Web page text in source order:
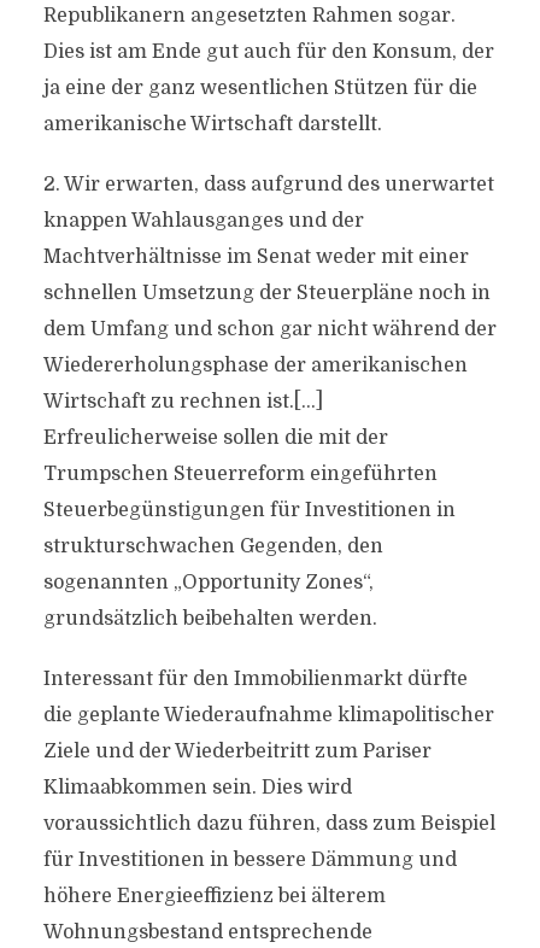
Republikanern angesetzten Rahmen sogar.
Dies ist am Ende gut auch für den Konsum, der
ja eine der ganz wesentlichen Stützen für die
amerikanische Wirtschaft darstellt.
2. Wir erwarten, dass aufgrund des unerwartet
knappen Wahlausganges und der
Machtverhältnisse im Senat weder mit einer
schnellen Umsetzung der Steuerpläne noch in
dem Umfang und schon gar nicht während der
Wiedererholungsphase der amerikanischen
Wirtschaft zu rechnen ist.[…]
Erfreulicherweise sollen die mit der
Trumpschen Steuerreform eingeführten
Steuerbegünstigungen für Investitionen in
strukturschwachen Gegenden, den
sogenannten „Opportunity Zones“,
grundsätzlich beibehalten werden.
Interessant für den Immobilienmarkt dürfte
die geplante Wiederaufnahme klimapolitischer
Ziele und der Wiederbeitritt zum Pariser
Klimaabkommen sein. Dies wird
voraussichtlich dazu führen, dass zum Beispiel
für Investitionen in bessere Dämmung und
höhere Energieeffizienz bei älterem
Wohnungsbestand entsprechende